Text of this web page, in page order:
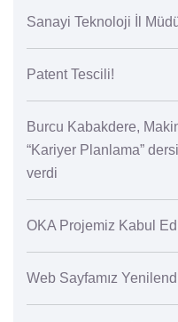
Sanayi Teknoloji İl
Patent Tescili!
Burcu Kabakdere,
“Kariyer Planlama”
verdi
OKA Projemiz Kabul
Web Sayfamız